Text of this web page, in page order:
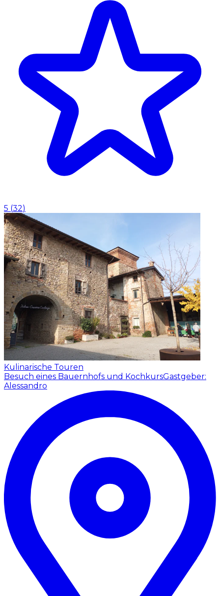
5 (32)
Kulinarische Touren
Besuch eines Bauernhofs und KochkursGastgeber:
Alessandro